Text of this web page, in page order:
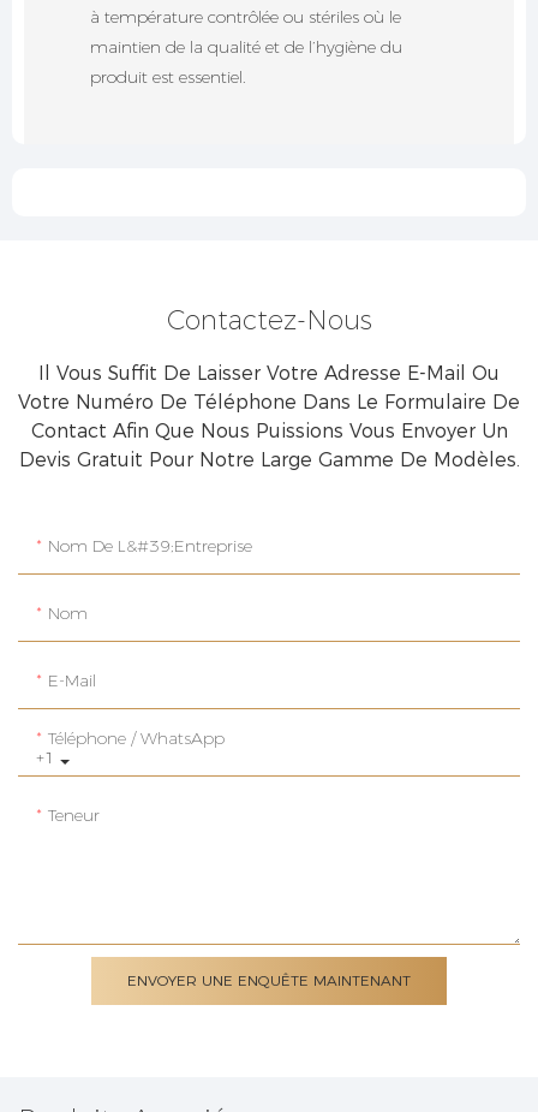
à température contrôlée ou stériles où le
maintien de la qualité et de l’hygiène du
produit est essentiel.
Contactez-Nous
Il Vous Suffit De Laisser Votre Adresse E-Mail Ou
Votre Numéro De Téléphone Dans Le Formulaire De
Contact Afin Que Nous Puissions Vous Envoyer Un
Devis Gratuit Pour Notre Large Gamme De Modèles.
Nom De L&#39;entreprise
Nom
E-Mail
+1
Téléphone / WhatsApp
Teneur
ENVOYER UNE ENQUÊTE MAINTENANT